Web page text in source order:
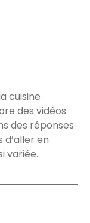
cuisine
des vidéos
des réponses
en
variée.